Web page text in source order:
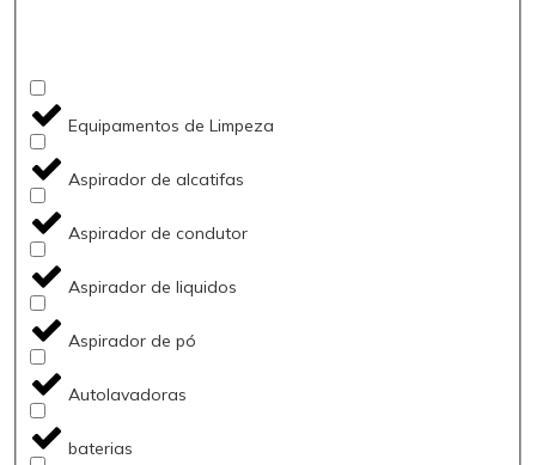
Equipamentos de Limpeza
Aspirador de alcatifas
Aspirador de condutor
Aspirador de liquidos
Aspirador de pó
Autolavadoras
baterias